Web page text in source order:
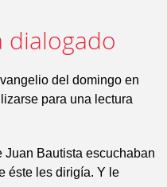
dialogado
del domingo en
para una lectura
Bautista escuchaban
éste les dirigía. Y le